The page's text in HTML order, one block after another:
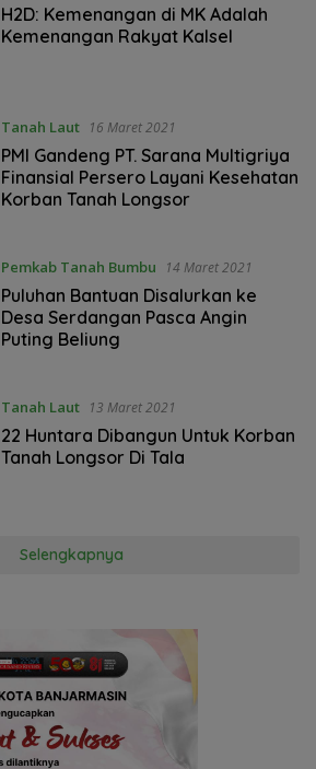
Maret 2021
H2D: Kemenangan di MK Adalah
Kemenangan Rakyat Kalsel
Tanah Laut 16 Maret 2021
PMI Gandeng PT. Sarana Multigriya
Finansial Persero Layani Kesehatan
Korban Tanah Longsor
Pemkab Tanah Bumbu 14 Maret 2021
Puluhan Bantuan Disalurkan ke
Desa Serdangan Pasca Angin
Puting Beliung
Tanah Laut 13 Maret 2021
22 Huntara Dibangun Untuk Korban
Tanah Longsor Di Tala
Selengkapnya